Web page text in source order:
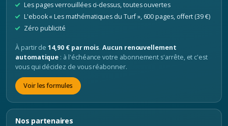
Les pages verrouillées ci-dessus, toutes ouvertes
L'ebook « Les mathématiques du Turf », 600 pages, offert (39 €)
Zéro publicité
À partir de14,90 € par mois.Aucun renouvellement
automatique : à l'échéance votre abonnement s'arrête, et c'est
vous qui décidez de vous réabonner.
Voir les formules
Nos partenaires